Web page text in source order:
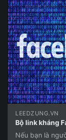
LEEDZUNG.VN
Bộ link kháng
Nếu bạn là